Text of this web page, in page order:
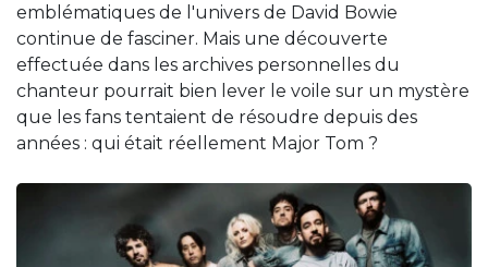
emblématiques de l'univers de David Bowie
continue de fasciner. Mais une découverte
effectuée dans les archives personnelles du
chanteur pourrait bien lever le voile sur un mystère
que les fans tentaient de résoudre depuis des
années : qui était réellement Major Tom ?